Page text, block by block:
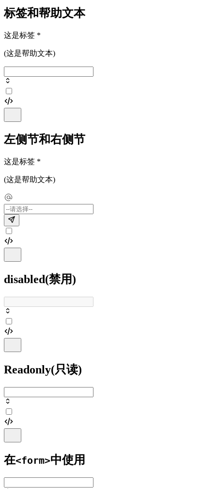
标签和帮助文本
这是标签 *
(这是帮助文本)
左侧节和右侧节
这是标签 *
(这是帮助文本)
disabled(禁用)
Readonly(只读)
在<form>中使用